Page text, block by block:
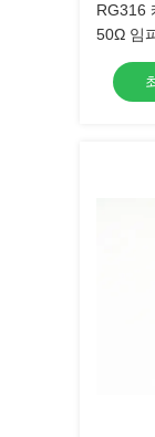
RG316
50Ω 임